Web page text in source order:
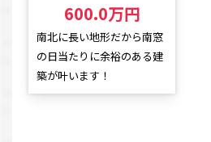
600.0万円
南北に長い地形だから南窓
の日当たりに余裕のある建
築が叶います！